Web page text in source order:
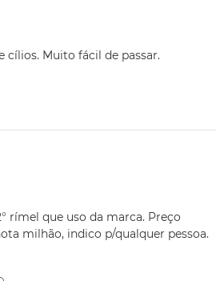
cílios. Muito fácil de passar.
rímel que uso da marca. Preço
milhão, indico p/qualquer pessoa.